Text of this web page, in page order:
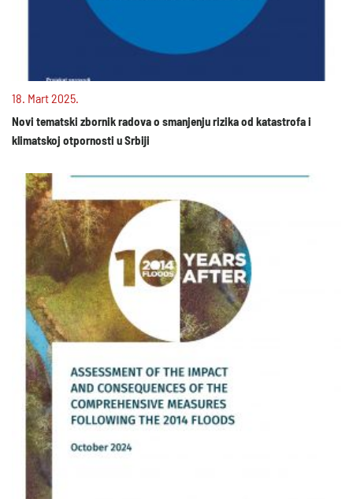
18. Mart 2025.
Novi tematski zbornik radova o smanjenju rizika od katastrofa i
klimatskoj otpornosti u Srbiji